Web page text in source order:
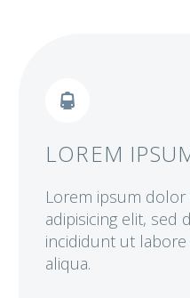


LOREM
Lorem ipsum
adipisicing elit,
incididunt ut
aliqua.